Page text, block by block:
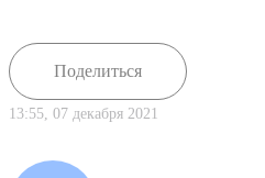
Поделиться
13:55, 07 декабря 2021